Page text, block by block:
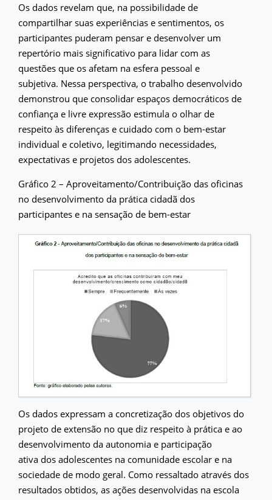
Os dados revelam que, na possibilidade de
compartilhar suas experiências e sentimentos, os
participantes puderam pensar e desenvolver um
repertório mais significativo para lidar com as
questões que os afetam na esfera pessoal e
subjetiva. Nessa perspectiva, o trabalho desenvolvido
demonstrou que consolidar espaços democráticos de
confiança e livre expressão estimula o olhar de
respeito às diferenças e cuidado com o bem-estar
individual e coletivo, legitimando necessidades,
expectativas e projetos dos adolescentes.
Gráfico 2 – Aproveitamento/Contribuição das oficinas
no desenvolvimento da prática cidadã dos
participantes e na sensação de bem-estar
Os dados expressam a concretização dos objetivos do
projeto de extensão no que diz respeito à prática e ao
desenvolvimento da autonomia e participação
ativa dos adolescentes na comunidade escolar e na
sociedade de modo geral. Como ressaltado através dos
resultados obtidos, as ações desenvolvidas na escola